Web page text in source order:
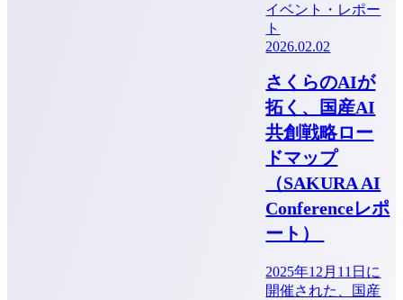
イベント・レポー
ト
2026.02.02
さくらのAIが
拓く、国産AI
共創戦略ロー
ドマップ
（SAKURA AI
Conferenceレポ
ート）
2025年12月11日に
開催された、国産